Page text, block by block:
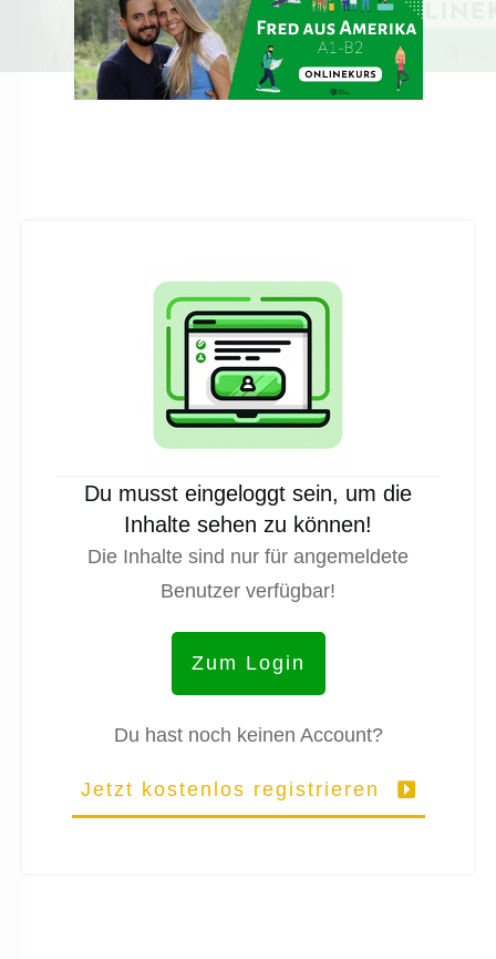
Du musst eingeloggt sein, um die
Inhalte sehen zu können!
Die Inhalte sind nur für angemeldete
Benutzer verfügbar!
Zum Login
Du hast noch keinen Account?
Jetzt kostenlos registrieren